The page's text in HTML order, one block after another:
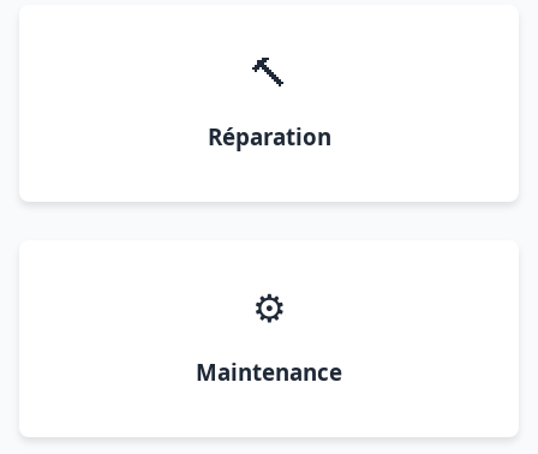
🔨
Réparation
⚙️
Maintenance